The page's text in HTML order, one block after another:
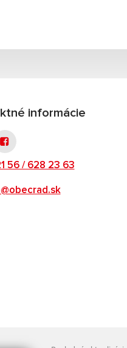
informácie
56 / 628 23 63